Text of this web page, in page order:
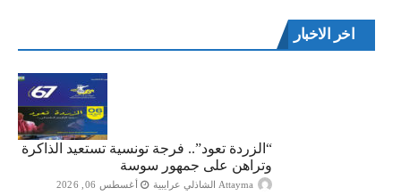
اخر الاخبار
“الزردة تعود”.. فرجة تونسية تستعيد الذاكرة
وتراهن على جمهور سوسة
Attayma الشاذلي عرايبية أغسطس 06, 2026